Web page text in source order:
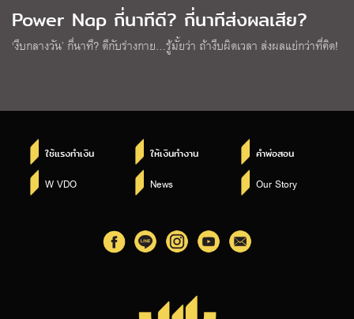
Power Nap กี่นาทีดี? กี่นาทีส่งผลเสีย?
‘งีบกลางวัน’ กี่นาที? ดีกับร่างกาย…รู้มั้ยว่า ถ้างีบผิดเวลา ส่งผลแย่กว่าที่คิด!
ใช้แรงทำเงิน ให้เงินทำงาน คำพ่อสอน
W VDO News Our Story